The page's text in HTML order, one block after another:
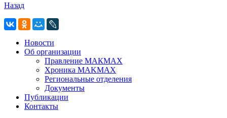
Назад
Новости
Об организации
Правление МАКМАХ
Хроника MAKMAX
Региональные отделения
Документы
Публикации
Контакты